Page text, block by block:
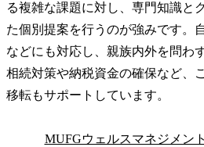
る複雑な課題に対し、専門知識と
た個別提案を行うのが強みです。
などにも対応し、親族内外を問わ
相続対策や納税資金の確保など、
移転もサポートしています。
MUFGウェルスマネジメン